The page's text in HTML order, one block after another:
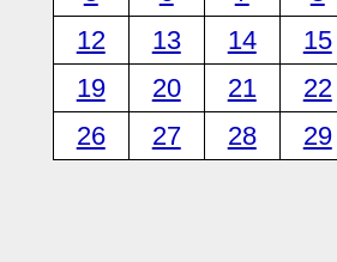
12
13 14 15
19
20 21 22
26
27 28 29